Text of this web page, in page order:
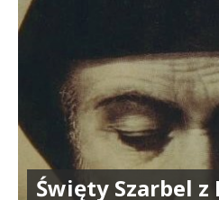
Święty Szarbel z